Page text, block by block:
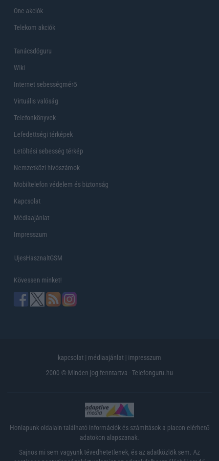
One akciók
Telekom akciók
Tanácsdóguru
Wiki
Internet sebességmérő
Virtuális valóság
Telefonkönyvek
Lefedettségi térképek
Letöltési sebesség térkép
Nemzetközi hívószámok
Mobiltelefon védelem és biztonság
Kapcsolat
Médiaajánlat
Impresszum
UjesHasznaltGSM
Kövessen minket!
kapcsolat | médiaajánlat | impresszum
2000 © Minden jog fenntartva - Telefonguru.hu
Honlapunk oldalain található információk és számítások a piacon elérhető
adatokon alapszanak.
Sajnos mi sem vagyunk tévedhetetlenek, és az adatközlők sem. Az